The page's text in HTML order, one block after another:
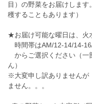
目）の野菜をお届けしま
穫することもあります）
★お届け可能な曜日は、火
時間帯はAM/12-14/14-
からご選択ください（一
ん）
※大変申し訳ありませんが
ません。。。